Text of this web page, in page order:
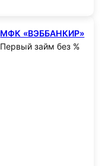
МФК «ВЭББАНКИР»
Первый займ без %